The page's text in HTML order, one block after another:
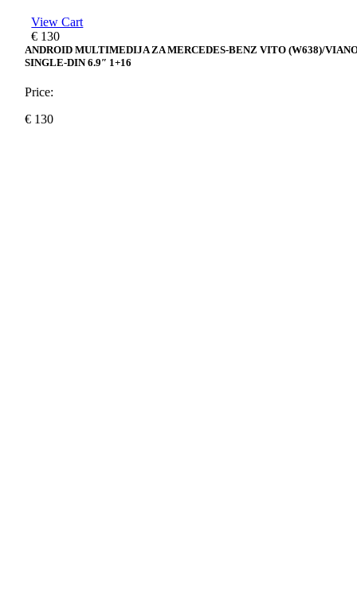
View Cart
€ 130
ANDROID MULTIMEDIJA ZA MERCEDES-BENZ VITO (W638)/
SINGLE-DIN 6.9″ 1+16
Price:
€ 130